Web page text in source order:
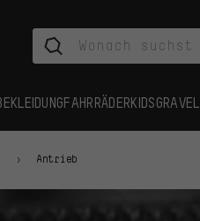
FAHRRÄDERKIDSGRAVEL
Antrieb